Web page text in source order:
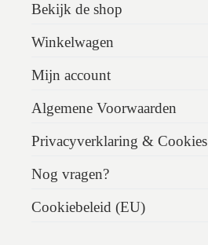
Bekijk de shop
Winkelwagen
Mijn account
Algemene Voorwaarden
Privacyverklaring & Cookies
Nog vragen?
Cookiebeleid (EU)